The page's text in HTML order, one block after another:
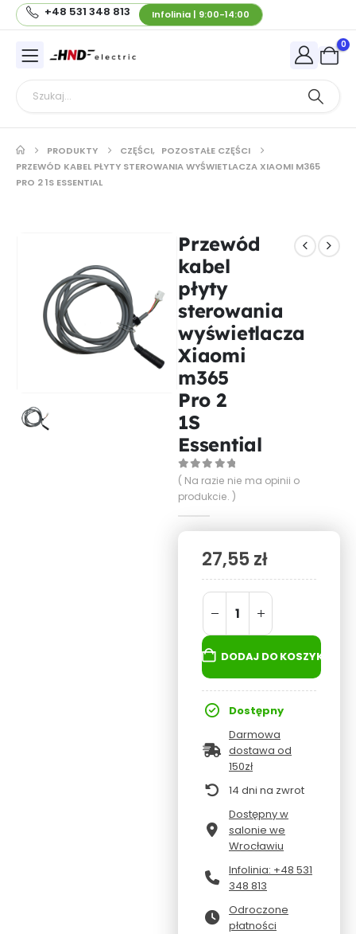
+48 531 348 813 Infolinia | 9:00-14:00
0
PRODUKTY CZĘŚCI, POZOSTAŁE CZĘŚCI
PRZEWÓD KABEL PŁYTY STEROWANIA WYŚWIETLACZA XIAOMI M365
PRO 2 1S ESSENTIAL
Przewód
kabel
płyty
sterowania
wyświetlacza
Xiaomi
m365
Pro 2
1S
Essential
0out of 5
( Na razie nie ma opinii o
produkcie. )
27,55zł
DODAJ DO KOSZYKA
Dostępny
Darmowa
dostawa od
150zł
14 dni na zwrot
Dostępny w
salonie we
Wrocławiu
Infolinia: +48 531
348 813
Odroczone
płatności